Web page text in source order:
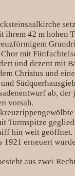
ihrem 42 m hohen
mit
und dezent mit
Christus und
ab,
vorsah.
Turmspitze
hin weit
1921 erneuert
aus zwei